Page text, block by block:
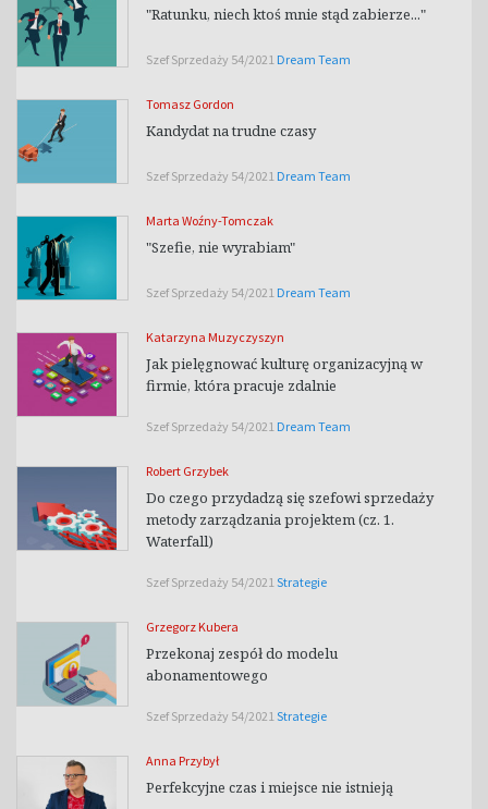
"Ratunku, niech ktoś mnie stąd zabierze..."
Szef Sprzedaży 54/2021 Dream Team
Tomasz Gordon
Kandydat na trudne czasy
Szef Sprzedaży 54/2021 Dream Team
Marta Woźny-Tomczak
"Szefie, nie wyrabiam"
Szef Sprzedaży 54/2021 Dream Team
Katarzyna Muzyczyszyn
Jak pielęgnować kulturę organizacyjną w
firmie, która pracuje zdalnie
Szef Sprzedaży 54/2021 Dream Team
Robert Grzybek
Do czego przydadzą się szefowi sprzedaży
metody zarządzania projektem (cz. 1.
Waterfall)
Szef Sprzedaży 54/2021Strategie
Grzegorz Kubera
Przekonaj zespół do modelu
abonamentowego
Szef Sprzedaży 54/2021Strategie
Anna Przybył
Perfekcyjne czas i miejsce nie istnieją